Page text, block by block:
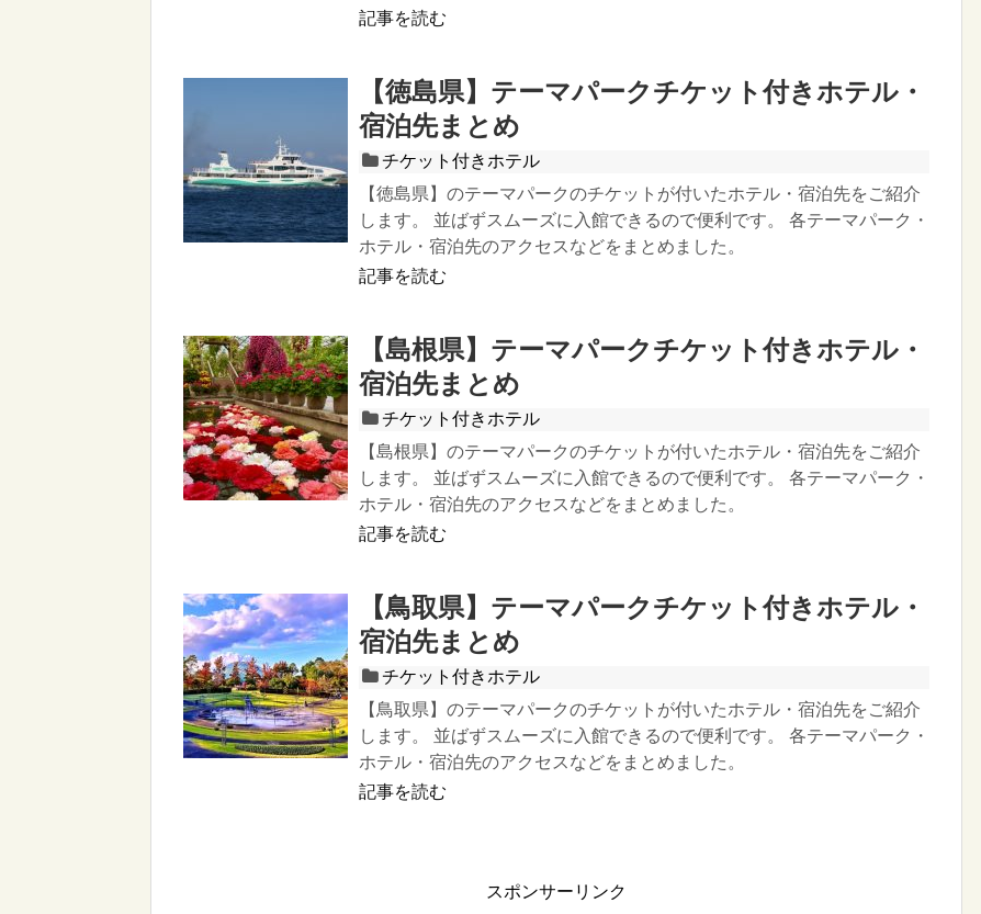
記事を読む
【徳島県】テーマパークチケット付きホテル・
宿泊先まとめ
チケット付きホテル
【徳島県】のテーマパークのチケットが付いたホテル・宿泊先をご紹介
します。 並ばずスムーズに入館できるので便利です。 各テーマパーク・
ホテル・宿泊先のアクセスなどをまとめました。
記事を読む
【島根県】テーマパークチケット付きホテル・
宿泊先まとめ
チケット付きホテル
【島根県】のテーマパークのチケットが付いたホテル・宿泊先をご紹介
します。 並ばずスムーズに入館できるので便利です。 各テーマパーク・
ホテル・宿泊先のアクセスなどをまとめました。
記事を読む
【鳥取県】テーマパークチケット付きホテル・
宿泊先まとめ
チケット付きホテル
【鳥取県】のテーマパークのチケットが付いたホテル・宿泊先をご紹介
します。 並ばずスムーズに入館できるので便利です。 各テーマパーク・
ホテル・宿泊先のアクセスなどをまとめました。
記事を読む
スポンサーリンク